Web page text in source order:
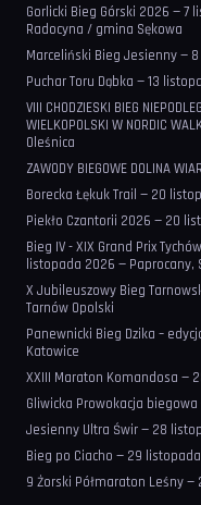
Gorlicki Bieg Górski 2026 —
Radocyna / gmina Sękowa
Marceliński Bieg Jesienny —
Puchar Toru Dąbka — 13
VIII CHODZIESKI BIEG
WIELKOPOLSKI W NORDIC
Oleśnica
ZAWODY BIEGOWE DOLINA
Borecka Łękuk Trail — 20
Piekło Czantorii 2026 — 20
Bieg IV - XIX Grand Prix
listopada 2026 — Paprocany,
X Jubileuszowy Bieg
Tarnów Opolski
Panewnicki Bieg Dzika –
Katowice
XXIII Maraton Komandosa —
Gliwicka Prowokacja
Jesienny Ultra Świr — 28
Bieg po Ciacho — 29
9 Żorski Półmaraton Leśny